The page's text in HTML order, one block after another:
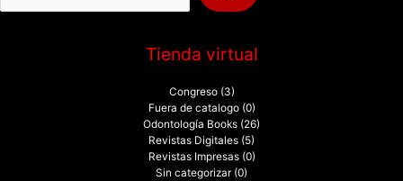
:
Tienda virtual
Congreso (3)
Fuera de catalogo (0)
Odontología Books (26)
Revistas Digitales (5)
Revistas Impresas (0)
Sin categorizar (0)